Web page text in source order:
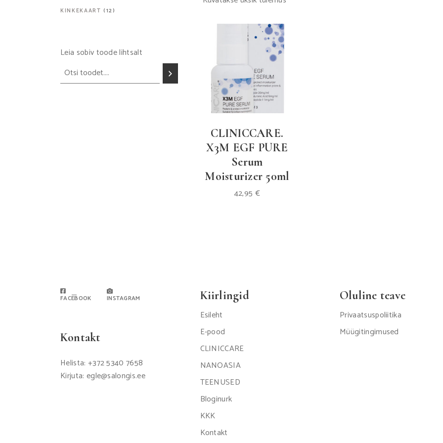
CLINICCARE.
X3M EGF PURE
Serum
Moisturizer 50ml
42,95 €
KINKEKAART
1212
TOODET
Leia sobiv toode lihtsalt
FACEBOOK INSTAGRAM
Kontakt
Helista: +372 5340 7658
Kirjuta: egle@salongis.ee
Kiirlingid
Esileht
E-pood
CLINICCARE
NANOASIA
TEENUSED
Bloginurk
KKK
Kontakt
Oluline teave
Privaatsuspoliitika
Müügitingimused